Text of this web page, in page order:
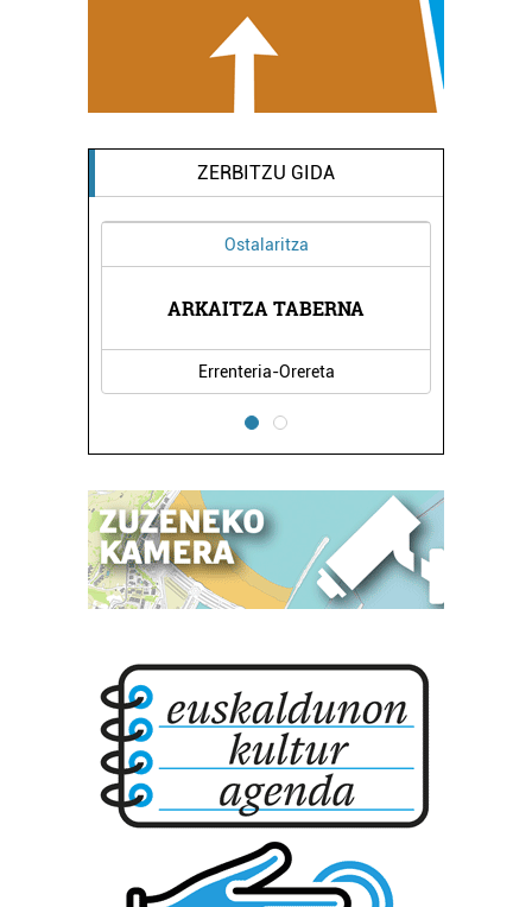
ZERBITZU GIDA
Ostalaritza
ARKAITZA TABERNA
Errenteria-Orereta